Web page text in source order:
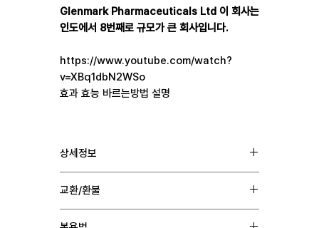
Glenmark Pharmaceuticals Ltd 이 회사는
인도에서 8번째로 규모가 큰 회사입니다.
https://www.youtube.com/watch?
v=XBq1dbN2WSo
효과 효능 바르는방법 설명
상세정보
제조 : Glenmark Pharmaceuticals Ltd
복용 : 1일 | 2회 | 1ml 도포
효과 : 모근 영양 공급을 통한 모발 성장 촉진
교환/환불